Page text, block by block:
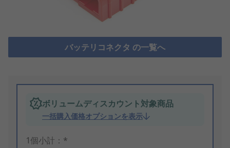
バッテリコネクタ の一覧へ
ボリュームディスカウント対象商品
一括購入価格オプションを表示
1個小計：*